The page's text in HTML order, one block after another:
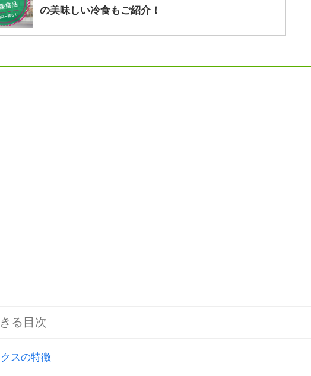
の美味しい冷食もご紹介！
る目次
スの特徴